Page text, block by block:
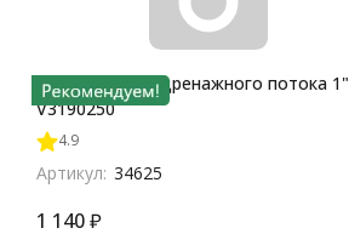
Ограничитель дренажного потока 1"
V3190250
4.9
Артикул: 34625
1 140₽